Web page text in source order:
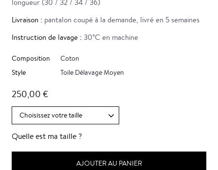
longueur (30 / 32 / 34 / 36)
Livraison : pantalon coupé à la demande, livré en 5 semaines
Instruction de lavage : 30°C en machine
Composition
Coton
Style
Toile Délavage Moyen
250,00 €
Quelle est ma taille ?
AJOUTER AU PANIER